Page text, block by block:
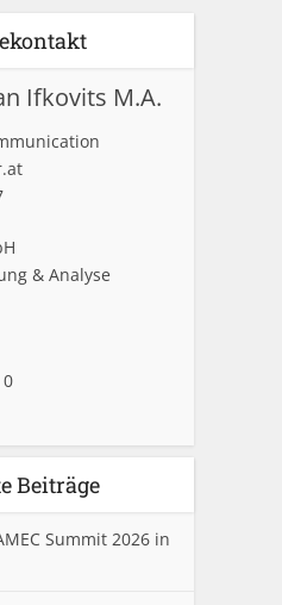
Ifkovits M.A.
& Analyse
0
Beiträge
Summit 2026 in